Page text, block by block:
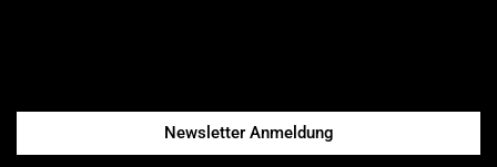
Newsletter Anmeldung